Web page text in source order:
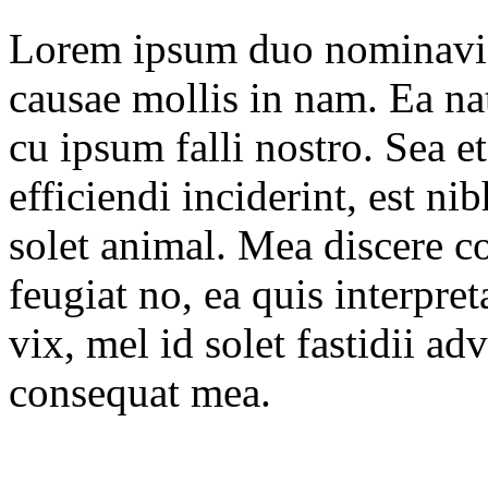
Lorem ipsum duo
causae mollis in nam. Ea
cu ipsum falli nostro. Sea
efficiendi inciderint, est
solet animal. Mea discere
feugiat no, ea quis
vix, mel id solet fastidii
consequat mea.